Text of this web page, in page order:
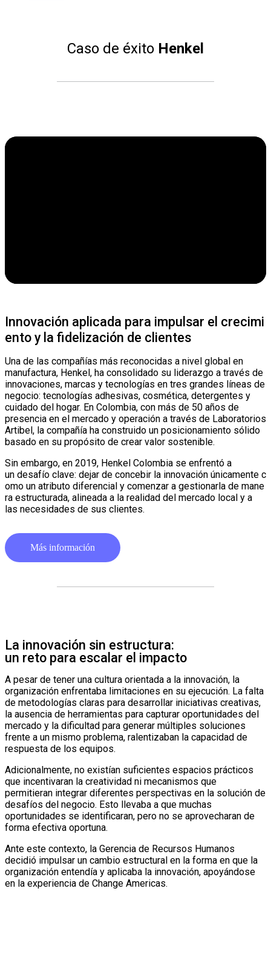
Caso de éxito Henkel
Innovación aplicada para impulsar el crecimi
ento y la fidelización de clientes
Una de las compañías más reconocidas a nivel global en
manufactura, Henkel, ha consolidado su liderazgo a través de
innovaciones, marcas y tecnologías en tres grandes líneas de
negocio: tecnologías adhesivas, cosmética, detergentes y
cuidado del hogar. En Colombia, con más de 50 años de
presencia en el mercado y operación a través de Laboratorios
Artibel, la compañía ha construido un posicionamiento sólido
basado en su propósito de crear valor sostenible.
Sin embargo, en 2019, Henkel Colombia se enfrentó a
un desafío clave: dejar de concebir la innovación únicamente c
omo un atributo diferencial y comenzar a gestionarla de mane
ra estructurada, alineada a la realidad del mercado local y a
las necesidades de sus clientes.
Más información
La innovación sin estructura:
un reto para escalar el impacto
A pesar de tener una cultura orientada a la innovación, la
organización enfrentaba limitaciones en su ejecución. La falta
de metodologías claras para desarrollar iniciativas creativas,
la ausencia de herramientas para capturar oportunidades del
mercado y la dificultad para generar múltiples soluciones
frente a un mismo problema, ralentizaban la capacidad de
respuesta de los equipos.
Adicionalmente, no existían suficientes espacios prácticos
que incentivaran la creatividad ni mecanismos que
permitieran integrar diferentes perspectivas en la solución de
desafíos del negocio. Esto llevaba a que muchas
oportunidades se identificaran, pero no se aprovecharan de
forma efectiva oportuna.
Ante este contexto, la Gerencia de Recursos Humanos
decidió impulsar un cambio estructural en la forma en que la
organización entendía y aplicaba la innovación, apoyándose
en la experiencia de Change Americas.